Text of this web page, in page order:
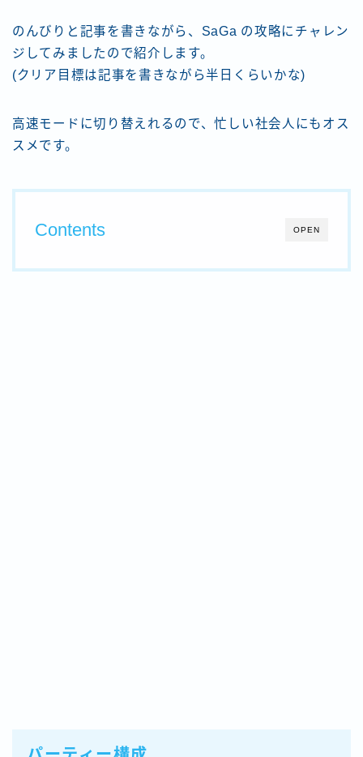
のんびりと記事を書きながら、SaGa の攻略にチャレン
ジしてみましたので紹介します。
(クリア目標は記事を書きながら半日くらいかな)
高速モードに切り替えれるので、忙しい社会人にもオス
スメです。
OPEN
Contents